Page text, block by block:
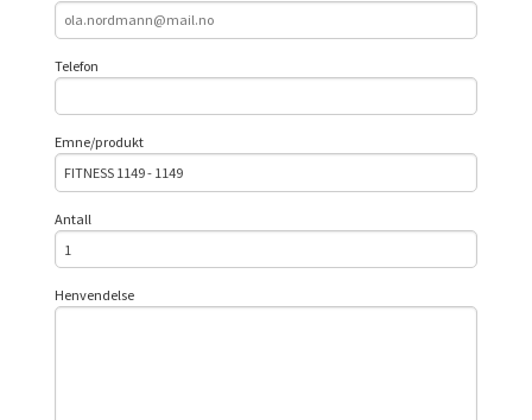
Telefon
Emne/produkt
Antall
Henvendelse